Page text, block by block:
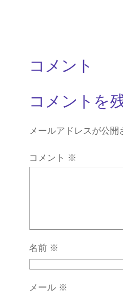
コメント
コメントを
メールアドレスが公開
コメント ※
名前 ※
メール ※